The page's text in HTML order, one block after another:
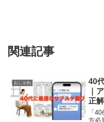
関連記事
おしゃれ
40
｜
正解
「
方必